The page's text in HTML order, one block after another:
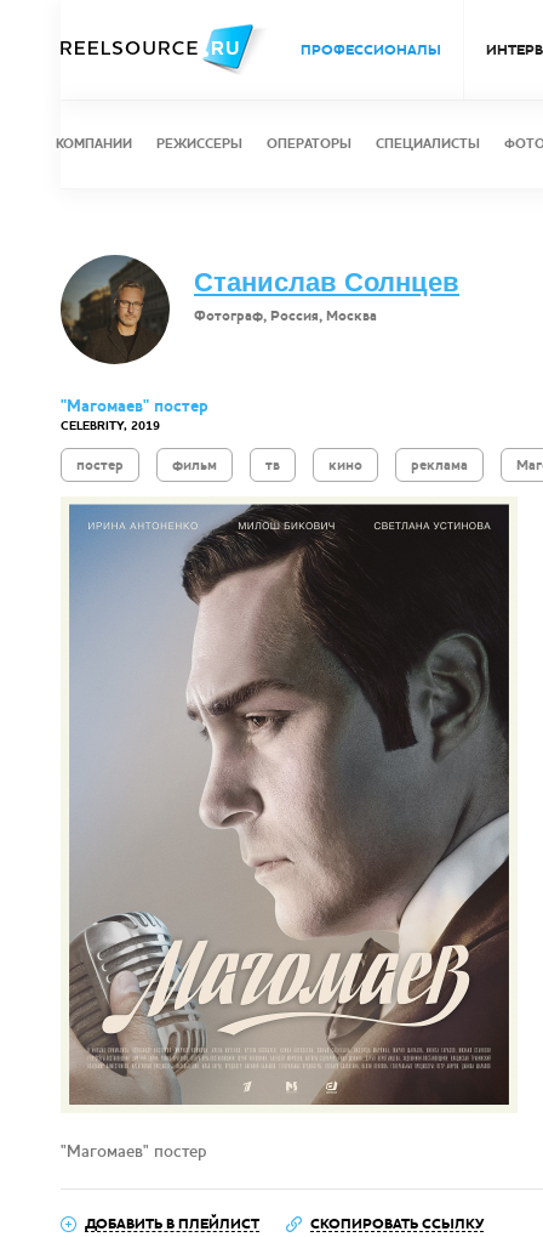
ПРОФЕССИОНАЛЫ
КОМПАНИИ РЕЖИССЕРЫ ОПЕРАТОРЫ СПЕЦИАЛИСТЫ
Станислав Солнцев
Фотограф, Россия, Москва
"Магомаев" постер
CELEBRITY, 2019
постер фильм тв кино реклама
"Магомаев" постер
ДОБАВИТЬ В ПЛЕЙЛИСТ СКОПИРОВАТЬ ССЫЛКУ